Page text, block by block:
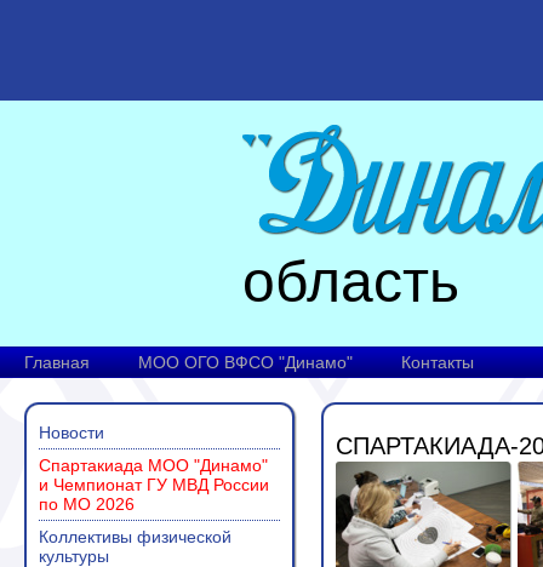
область
Главная МОО ОГО ВФСО "Динамо" Контакты
Новости
Спартакиада МОО "Динамо"
и Чемпионат ГУ МВД России
по МО 2026
Коллективы физической
культуры
СПАРТАКИАДА-